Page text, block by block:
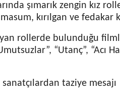
şımarık zengin kız
kırılgan ve fedakar
rollerde bulunduğu
“Utanç”, “Acı
taziye mesajı